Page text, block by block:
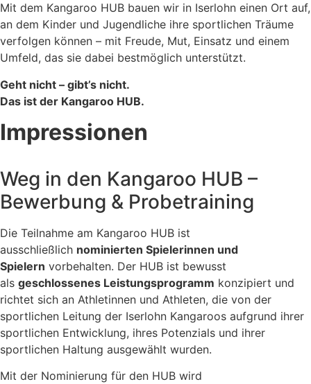
Mit dem Kangaroo HUB bauen wir in Iserlohn einen Ort auf,
an dem Kinder und Jugendliche ihre sportlichen Träume
verfolgen können – mit Freude, Mut, Einsatz und einem
Umfeld, das sie dabei bestmöglich unterstützt.
Geht nicht – gibt’s nicht.
Das ist der Kangaroo HUB.
Impressionen
Weg in den Kangaroo HUB –
Bewerbung & Probetraining
Die Teilnahme am Kangaroo HUB ist
ausschließlich nominierten Spielerinnen und
Spielern vorbehalten. Der HUB ist bewusst
als geschlossenes Leistungsprogramm konzipiert und
richtet sich an Athletinnen und Athleten, die von der
sportlichen Leitung der Iserlohn Kangaroos aufgrund ihrer
sportlichen Entwicklung, ihres Potenzials und ihrer
sportlichen Haltung ausgewählt wurden.
Mit der Nominierung für den HUB wird